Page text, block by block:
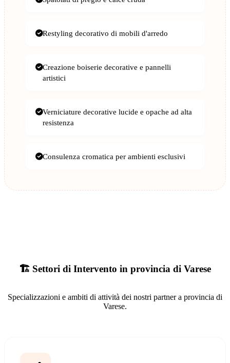
Restyling decorativo di mobili d'arredo
Creazione boiserie decorative e pannelli
artistici
Verniciature decorative lucide e opache ad alta
resistenza
Consulenza cromatica per ambienti esclusivi
🏗️ Settori di Intervento in provincia di Varese
Specializzazioni e ambiti di attività dei nostri partner a provincia di
Varese.